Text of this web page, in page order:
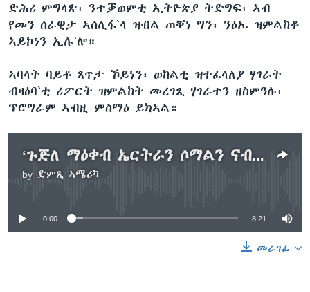
ድሕሪ ምግላጽ፡ ንተቓወምቲ ኢትዮጵያ ትድግፍ፡ ኣብ
የመን ሰራዊታ ኣሰሊፋ`ላ ዝብል ጠቐነ ግን፡ ንዕኡ ዝምልከቶ
ኣይኮነን ኢሉ`ሎ።
ኣባላት ባይቶ ጸጥታ ኾይነን፡ ወከልቲ ዝተፈላለያ ሃገራት
ብዛዕባ`ቲ ሪፖርት ዝምልከት መረገጺ ሃገራተን ዘስምዓሉ፡
ፕሮግራም ኣብዚ ምስማዕ ይክኣል።
‘ጉጅለ ማዕቀብ ኤርትራን ሶማልን ናብ ዘይምልከቶ ይኣቱ`ሎ’ ኣቦ መንበር ማዕቀብ ሕቡራት ሃገራት
by ድምጺ ኣሜሪካ
No media source currently available
0:00 8:21
መራገፊ